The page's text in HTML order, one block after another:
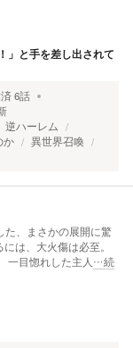
」と手を差し出されて
6話
逆ハーレム
か
異世界召喚
た、まさかの展開に驚
は、大火傷は必至。
目惚れした主人 …続